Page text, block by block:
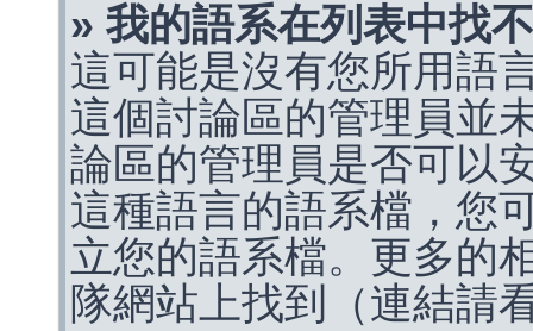
» 我的語系在列表中找
這可能是沒有您所用語
這個討論區的管理員並
論區的管理員是否可以
這種語言的語系檔，您
立您的語系檔。更多的
隊網站上找到（連結請